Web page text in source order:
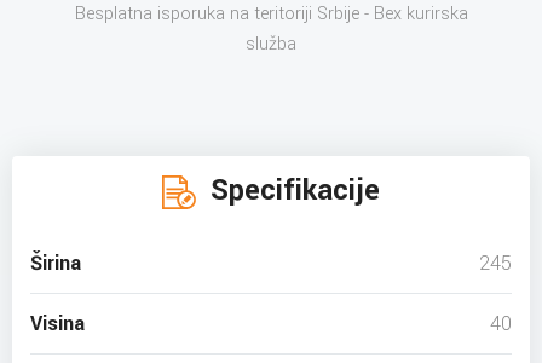
Besplatna isporuka na teritoriji Srbije - Bex kurirska
služba
Specifikacije
Širina 245
Visina 40